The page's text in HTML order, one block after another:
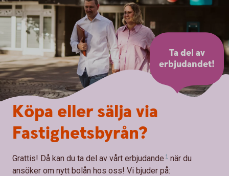
Ta del av
erbjudandet!
Köpa eller sälja via
Fastighetsbyrån?
Grattis! Då kan du ta del av vårt erbjudande 1 när du
ansöker om nytt bolån hos oss! Vi bjuder på: